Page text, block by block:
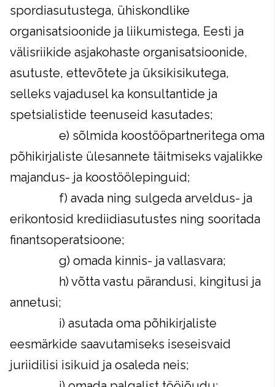
spordiasutustega, ühiskondlike
organisatsioonide ja liikumistega, Eesti ja
välisriikide asjakohaste organisatsioonide,
asutuste, ettevõtete ja üksikisikutega,
selleks vajadusel ka konsultantide ja
spetsialistide teenuseid kasutades;
e) sõlmida koostööpartneritega oma
põhikirjaliste ülesannete täitmiseks vajalikke
majandus- ja koostöölepinguid;
f) avada ning sulgeda arveldus- ja
erikontosid krediidiasutustes ning sooritada
finantsoperatsioone;
g) omada kinnis- ja vallasvara;
h) võtta vastu pärandusi, kingitusi ja
annetusi;
i) asutada oma põhikirjaliste
eesmärkide saavutamiseks iseseisvaid
juriidilisi isikuid ja osaleda neis;